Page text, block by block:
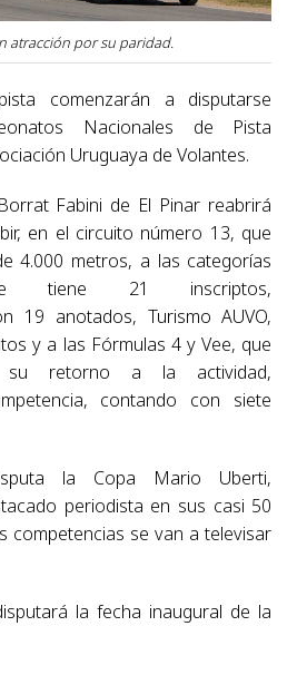
atracción por su paridad.
comenzarán a disputarse
Nacionales de Pista
Uruguaya de Volantes.
Fabini de El Pinar reabrirá
en el circuito número 13, que
4.000 metros, a las categorías
tiene 21 inscriptos,
19 anotados, Turismo AUVO,
y a las Fórmulas 4 y Vee, que
su retorno a la actividad,
contando con siete
la Copa Mario Uberti,
periodista en sus casi 50
competencias se van a televisar
la fecha inaugural de la